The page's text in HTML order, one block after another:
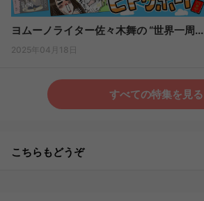
ヨムーノライター佐々木舞の “世界一周...
2025年04月18日
すべての特集を見る
こちらもどうぞ